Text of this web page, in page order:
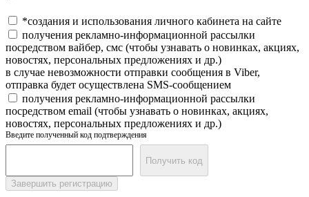
*создания и использования личного кабинета на сайте
получения рекламно-информационной рассылки
посредством вайбер, смс (чтобы узнавать о новинках, акциях,
новостях, персональных предложениях и др.)
в случае невозможности отправки сообщения в Viber,
отправка будет осуществлена SMS-сообщением
получения рекламно-информационной рассылки
посредством email (чтобы узнавать о новинках, акциях,
новостях, персональных предложениях и др.)
Введите полученный код подтверждения
Получить код
Завершить регистрацию